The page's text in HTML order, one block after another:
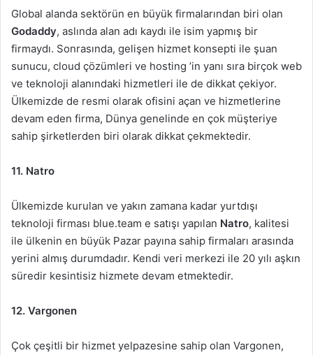
Global alanda sektörün en büyük firmalarından biri olan
Godaddy, aslında alan adı kaydı ile isim yapmış bir
firmaydı. Sonrasında, gelişen hizmet konsepti ile şuan
sunucu, cloud çözümleri ve hosting ’in yanı sıra birçok web
ve teknoloji alanındaki hizmetleri ile de dikkat çekiyor.
Ülkemizde de resmi olarak ofisini açan ve hizmetlerine
devam eden firma, Dünya genelinde en çok müşteriye
sahip şirketlerden biri olarak dikkat çekmektedir.
11. Natro
Ülkemizde kurulan ve yakın zamana kadar yurtdışı
teknoloji firması blue.team e satışı yapılan Natro, kalitesi
ile ülkenin en büyük Pazar payına sahip firmaları arasında
yerini almış durumdadır. Kendi veri merkezi ile 20 yılı aşkın
süredir kesintisiz hizmete devam etmektedir.
12. Vargonen
Çok çeşitli bir hizmet yelpazesine sahip olan Vargonen,